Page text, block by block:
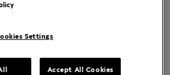
Pandora
Settings
Accept All Cookies